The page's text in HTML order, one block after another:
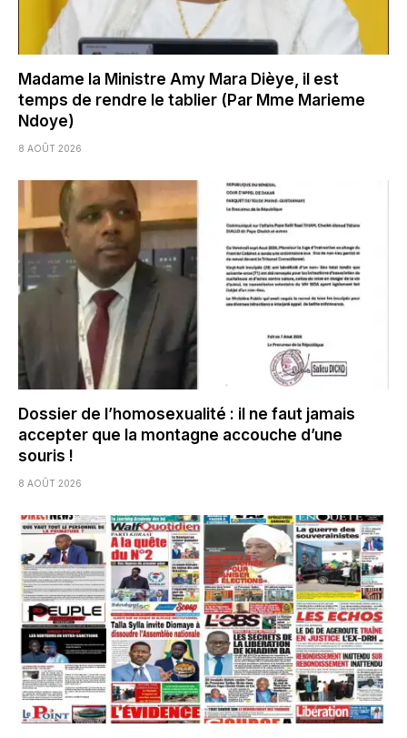
Madame la Ministre Amy Mara Dièye, il est
temps de rendre le tablier (Par Mme Marieme
Ndoye)
8 AOÛT 2026
Dossier de l’homosexualité : il ne faut jamais
accepter que la montagne accouche d’une
souris !
8 AOÛT 2026